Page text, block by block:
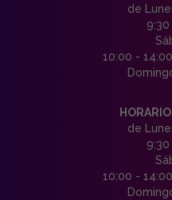
de
10:00 -
de
10:00 -